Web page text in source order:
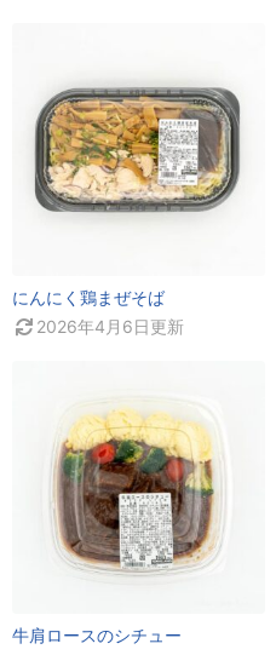
にんにく鶏まぜそば
2026年4月6日更新
牛肩ロースのシチュー